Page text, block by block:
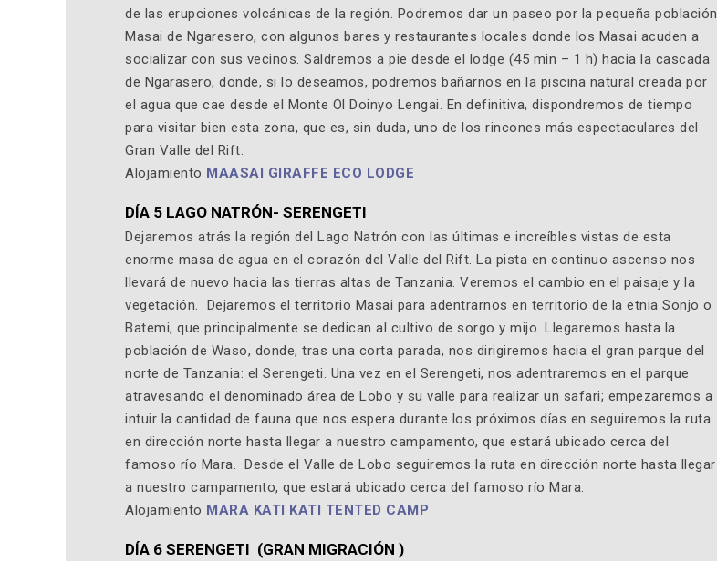
de las erupciones volcánicas de la región. Podremos dar un paseo por la pequeña población
Masai de Ngaresero, con algunos bares y restaurantes locales donde los Masai acuden a
socializar con sus vecinos. Saldremos a pie desde el lodge (45 min – 1 h) hacia la cascada
de Ngarasero, donde, si lo deseamos, podremos bañarnos en la piscina natural creada por
el agua que cae desde el Monte Ol Doinyo Lengai. En definitiva, dispondremos de tiempo
para visitar bien esta zona, que es, sin duda, uno de los rincones más espectaculares del
Gran Valle del Rift.
Alojamiento MAASAI GIRAFFE ECO LODGE
DÍA 5 LAGO NATRÓN- SERENGETI
Dejaremos atrás la región del Lago Natrón con las últimas e increíbles vistas de esta
enorme masa de agua en el corazón del Valle del Rift. La pista en continuo ascenso nos
llevará de nuevo hacia las tierras altas de Tanzania. Veremos el cambio en el paisaje y la
vegetación. Dejaremos el territorio Masai para adentrarnos en territorio de la etnia Sonjo o
Batemi, que principalmente se dedican al cultivo de sorgo y mijo. Llegaremos hasta la
población de Waso, donde, tras una corta parada, nos dirigiremos hacia el gran parque del
norte de Tanzania: el Serengeti. Una vez en el Serengeti, nos adentraremos en el parque
atravesando el denominado área de Lobo y su valle para realizar un safari; empezaremos a
intuir la cantidad de fauna que nos espera durante los próximos días en seguiremos la ruta
en dirección norte hasta llegar a nuestro campamento, que estará ubicado cerca del
famoso río Mara. Desde el Valle de Lobo seguiremos la ruta en dirección norte hasta llegar
a nuestro campamento, que estará ubicado cerca del famoso río Mara.
Alojamiento MARA KATI KATI TENTED CAMP
DÍA 6 SERENGETI (GRAN MIGRACIÓN )